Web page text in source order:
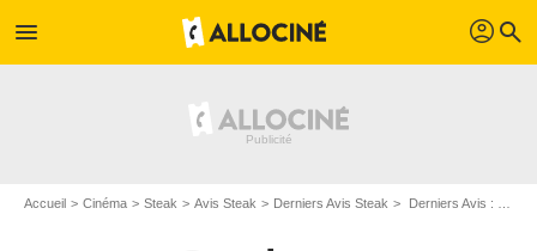
menu profil search
Accueil Cinéma Steak Avis Steak Derniers Avis Steak Derniers Avis : Steak - Page 23